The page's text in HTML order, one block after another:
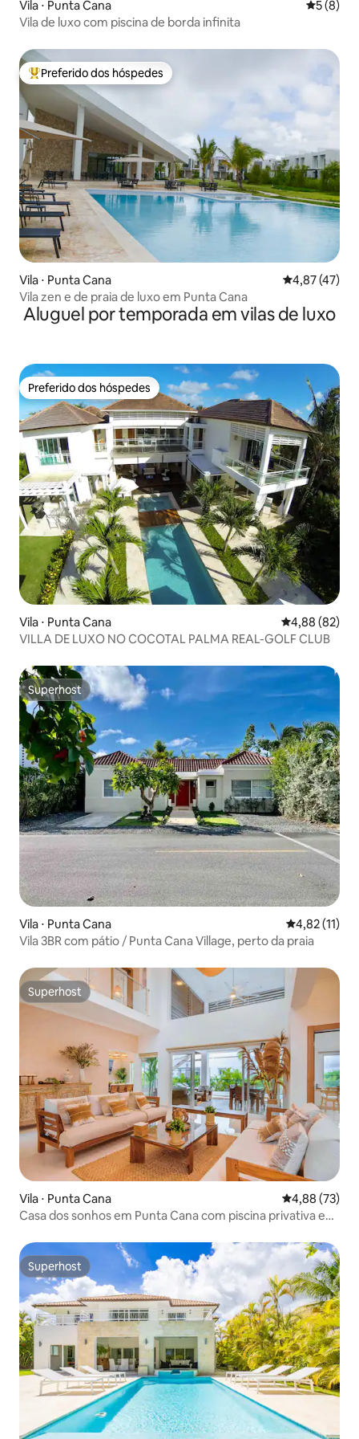
Vila ⋅ Punta Cana 5 de
5 (8)
Vila de luxo com piscina de borda infinita
Entre os melhores preferidos dos hóspedes
Preferido dos hóspedes
Vila ⋅ Punta Cana 4,87 de uma
4,87 (47)
Vila zen e de praia de luxo em Punta Cana
Aluguel por temporada em vilas de luxo
Preferido dos hóspedes
Preferido dos hóspedes
Vila ⋅ Punta Cana 4,88 de uma
4,88 (82)
VILLA DE LUXO NO COCOTAL PALMA REAL-GOLF CLUB
Superhost
Superhost
Vila ⋅ Punta Cana 4,82 de uma
4,82 (11)
Vila 3BR com pátio / Punta Cana Village, perto da praia
Superhost
Superhost
Vila ⋅ Punta Cana 4,88 de uma
4,88 (73)
Casa dos sonhos em Punta Cana com piscina privativa e
Superhost
Superhost